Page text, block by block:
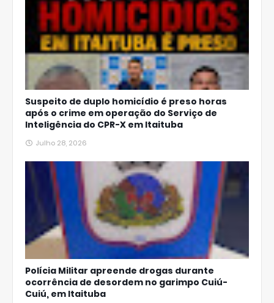
Suspeito de duplo homicídio é preso horas
após o crime em operação do Serviço de
Inteligência do CPR-X em Itaituba
Julho 28, 2026
Polícia Militar apreende drogas durante
ocorrência de desordem no garimpo Cuiú-
Cuiú, em Itaituba